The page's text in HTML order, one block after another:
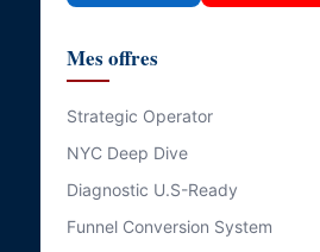
Mes offres
Strategic Operator
NYC Deep Dive
Diagnostic U.S-Ready
Funnel Conversion System